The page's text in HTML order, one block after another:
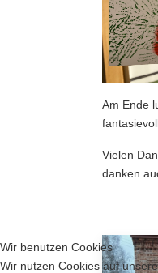
Am Ende
Vielen
danken
Wir benutzen Cookies
Wir nutzen Cookies auf